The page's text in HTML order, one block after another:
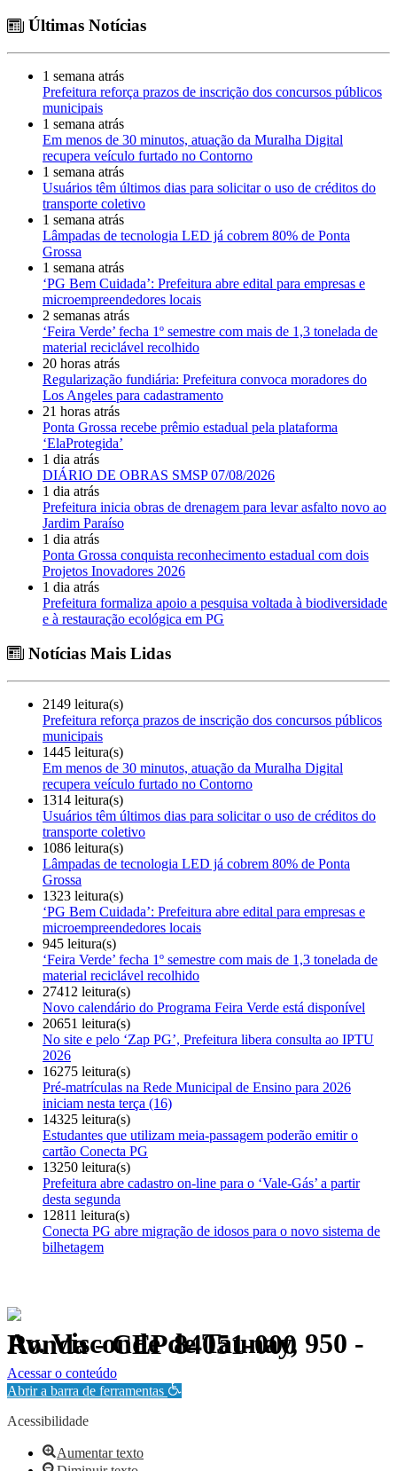
Últimas Notícias
1 semana atrás
Prefeitura reforça prazos de inscrição dos concursos públicos
municipais
1 semana atrás
Em menos de 30 minutos, atuação da Muralha Digital
recupera veículo furtado no Contorno
1 semana atrás
Usuários têm últimos dias para solicitar o uso de créditos do
transporte coletivo
1 semana atrás
Lâmpadas de tecnologia LED já cobrem 80% de Ponta
Grossa
1 semana atrás
‘PG Bem Cuidada’: Prefeitura abre edital para empresas e
microempreendedores locais
2 semanas atrás
‘Feira Verde’ fecha 1º semestre com mais de 1,3 tonelada de
material reciclável recolhido
20 horas atrás
Regularização fundiária: Prefeitura convoca moradores do
Los Angeles para cadastramento
21 horas atrás
Ponta Grossa recebe prêmio estadual pela plataforma
‘ElaProtegida’
1 dia atrás
DIÁRIO DE OBRAS SMSP 07/08/2026
1 dia atrás
Prefeitura inicia obras de drenagem para levar asfalto novo ao
Jardim Paraíso
1 dia atrás
Ponta Grossa conquista reconhecimento estadual com dois
Projetos Inovadores 2026
1 dia atrás
Prefeitura formaliza apoio a pesquisa voltada à biodiversidade
e à restauração ecológica em PG
Notícias Mais Lidas
2149 leitura(s)
Prefeitura reforça prazos de inscrição dos concursos públicos
municipais
1445 leitura(s)
Em menos de 30 minutos, atuação da Muralha Digital
recupera veículo furtado no Contorno
1314 leitura(s)
Usuários têm últimos dias para solicitar o uso de créditos do
transporte coletivo
1086 leitura(s)
Lâmpadas de tecnologia LED já cobrem 80% de Ponta
Grossa
1323 leitura(s)
‘PG Bem Cuidada’: Prefeitura abre edital para empresas e
microempreendedores locais
945 leitura(s)
‘Feira Verde’ fecha 1º semestre com mais de 1,3 tonelada de
material reciclável recolhido
27412 leitura(s)
Novo calendário do Programa Feira Verde está disponível
20651 leitura(s)
No site e pelo ‘Zap PG’, Prefeitura libera consulta ao IPTU
2026
16275 leitura(s)
Pré-matrículas na Rede Municipal de Ensino para 2026
iniciam nesta terça (16)
14325 leitura(s)
Estudantes que utilizam meia-passagem poderão emitir o
cartão Conecta PG
13250 leitura(s)
Prefeitura abre cadastro on-line para o ‘Vale-Gás’ a partir
desta segunda
12811 leitura(s)
Conecta PG abre migração de idosos para o novo sistema de
bilhetagem
Av. Visconde de Taunay, 950 - Ronda - CEP 84051-000
Política de Privacidade.
Acessar o conteúdo
Abrir a barra de ferramentas
Acessibilidade
Aumentar texto